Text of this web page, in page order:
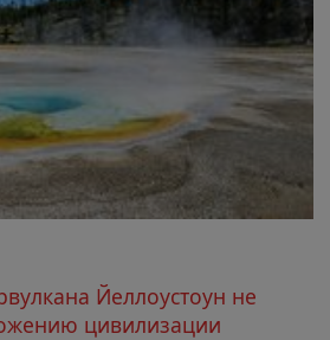
Йеллоустоун не
цивилизации